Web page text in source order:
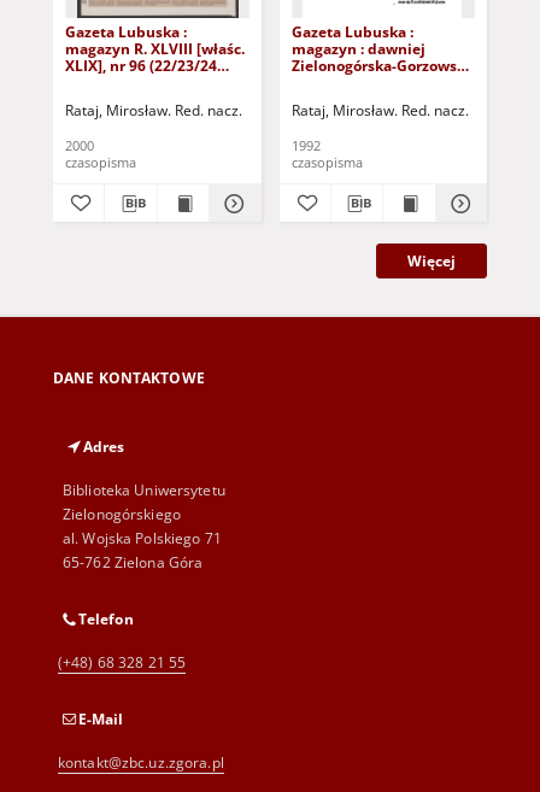
Gazeta Lubuska :
magazyn R. XLVIII [właśc.
XLIX], nr 96 (22/23/24
Rataj, Mirosław. Red. nacz.
2000
czasopisma
Gazeta Lubuska :
magazyn : dawniej
Zielonogórska-Gorzowska
1992). - Wyd. 1
Rataj, Mirosław. Red. nacz.
1992
czasopisma
Więcej
DANE KONTAKTOWE
Adres
Biblioteka Uniwersytetu
Zielonogórskiego
al. Wojska Polskiego 71
65-762 Zielona Góra
Telefon
(+48) 68 328 21 55
E-Mail
kontakt@zbc.uz.zgora.pl